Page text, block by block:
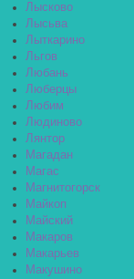
Лысково
Лысьва
Лыткарино
Льгов
Любань
Люберцы
Любим
Людиново
Лянтор
Магадан
Магас
Магнитогорск
Майкоп
Майский
Макаров
Макарьев
Макушино